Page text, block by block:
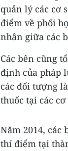
quản lý các cơ
điểm về phối
nhân giữa các
Các bên cũng
định của pháp
các đối tượng
thuốc tại các
Năm 2014, các
thí điểm tại